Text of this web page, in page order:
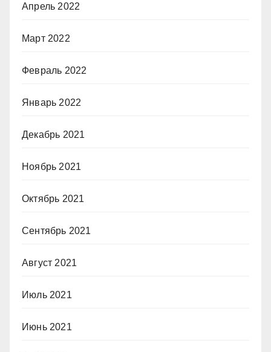
Апрель 2022
Март 2022
Февраль 2022
Январь 2022
Декабрь 2021
Ноябрь 2021
Октябрь 2021
Сентябрь 2021
Август 2021
Июль 2021
Июнь 2021